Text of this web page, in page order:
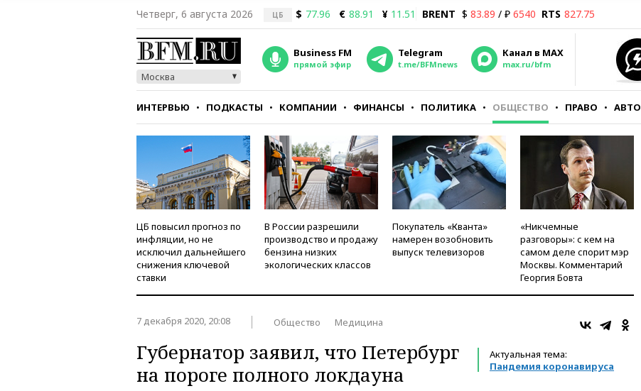
Четверг, 6 августа 2026 ЦБ $ 77.96 € 88.91 ¥ 11.51 BRENT $ 83.89 / ₽ 6540 RTS 827.75
Москва
Business FM
прямой эфир
Telegram
t.me/BFMnews
Канал в MAX
max.ru/bfm
ИНТЕРВЬЮ ПОДКАСТЫ КОМПАНИИ ФИНАНСЫ ПОЛИТИКА ОБЩЕСТВО ПРАВО АВТО
СТИЛЬ ТЕСТЫ
ЦБ повысил прогноз по
инфляции, но не
исключил дальнейшего
снижения ключевой
ставки
В России разрешили
производство и продажу
бензина низких
экологических классов
Покупатель «Кванта»
намерен возобновить
выпуск телевизоров
«Никчемные
разговоры»: с кем на
самом деле спорит мэр
Москвы. Комментарий
Георгия Бовта
7 декабря 2020, 20:08 Общество Медицина
Актуальная тема:
Пандемия коронавируса
Губернатор заявил, что Петербург
на пороге полного локдауна